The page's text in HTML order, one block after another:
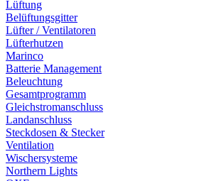
Lüftung
Belüftungsgitter
Lüfter / Ventilatoren
Lüfterhutzen
Marinco
Batterie Management
Beleuchtung
Gesamtprogramm
Gleichstromanschluss
Landanschluss
Steckdosen & Stecker
Ventilation
Wischersysteme
Northern Lights